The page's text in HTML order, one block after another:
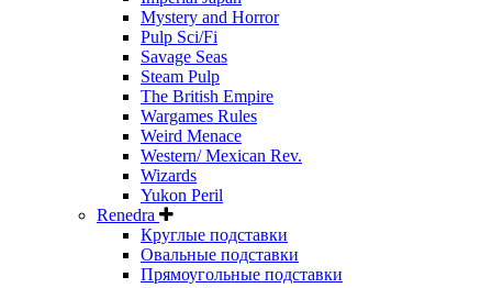
Mystery and Horror
Pulp Sci/Fi
Savage Seas
Steam Pulp
The British Empire
Wargames Rules
Weird Menace
Western/ Mexican Rev.
Wizards
Yukon Peril
Renedra
Круглые подставки
Овальные подставки
Прямоугольные подставки